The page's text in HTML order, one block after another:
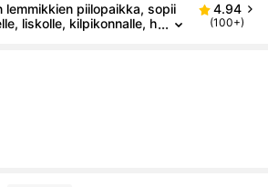
lemmikkien piilopaikka, sopii
liskolle, kilpikonnalle, h
4.94
(100+)